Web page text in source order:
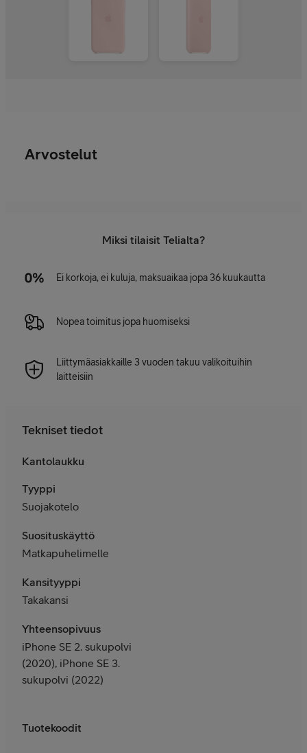
Arvostelut
Miksi tilaisit Telialta?
Ei korkoja, ei kuluja, maksuaikaa jopa 36 kuukautta
Nopea toimitus jopa huomiseksi
Liittymäasiakkaille 3 vuoden takuu valikoituihin
laitteisiin
Tekniset tiedot
Kantolaukku
Tyyppi
Suojakotelo
Suosituskäyttö
Matkapuhelimelle
Kansityyppi
Takakansi
Yhteensopivuus
iPhone SE 2. sukupolvi
(2020), iPhone SE 3.
sukupolvi (2022)
Tuotekoodit